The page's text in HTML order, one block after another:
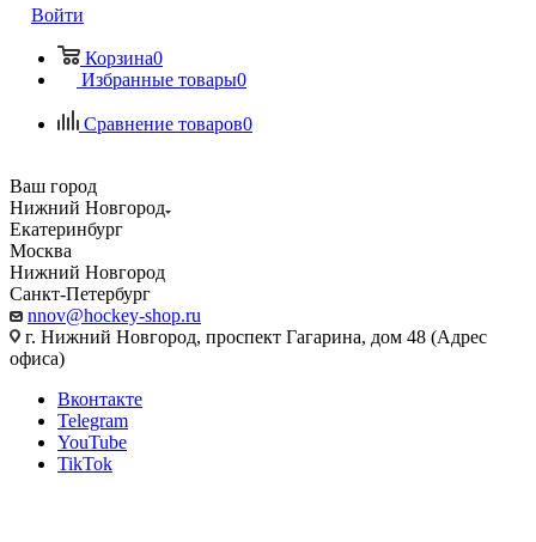
Войти
Корзина0
Избранные товары0
Сравнение товаров0
Ваш город
Нижний Новгород
Екатеринбург
Москва
Нижний Новгород
Санкт-Петербург
nnov@hockey-shop.ru
г. Нижний Новгород, проспект Гагарина, дом 48 (Адрес
офиса)
Вконтакте
Telegram
YouTube
TikTok